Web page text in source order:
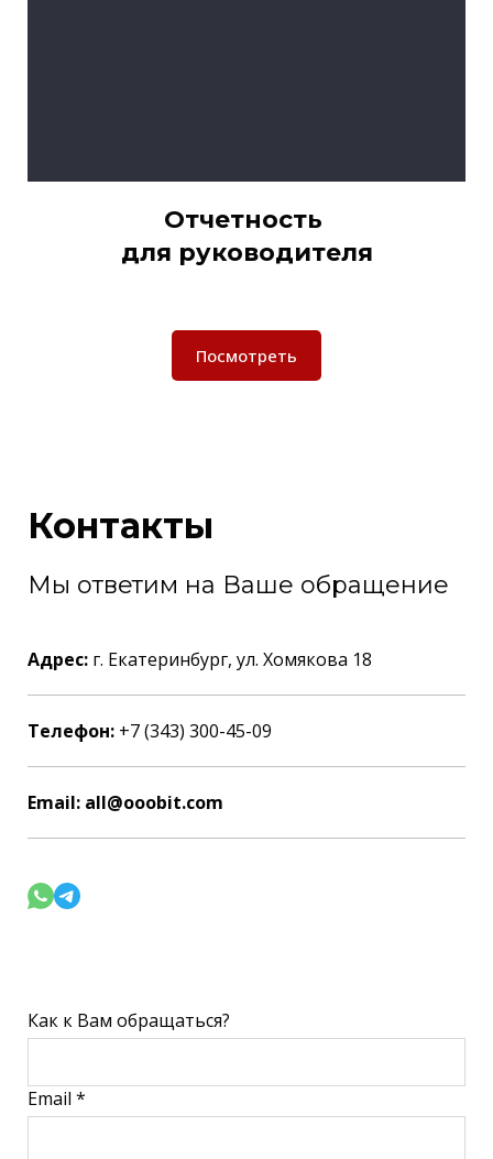
Отчетность
для руководителя
Посмотреть
Контакты
Мы ответим на Ваше обращение
Адрес: г. Екатеринбург, ул. Хомякова 18
Телефон: +7 (343) 300-45-09
Email: all@ooobit.com
Как к Вам обращаться?
Email *